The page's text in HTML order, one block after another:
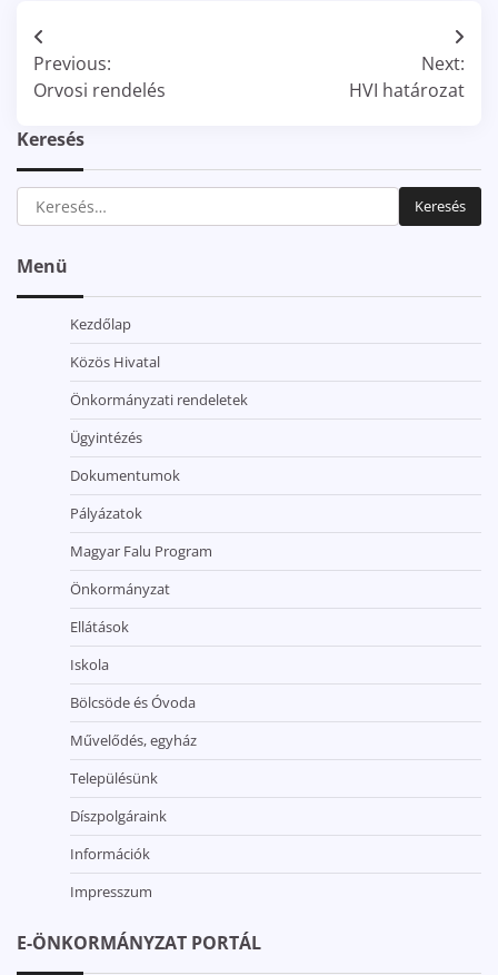
Bejegyzés
navigáció
Previous:
Orvosi rendelés
Next:
HVI határozat
Keresés
Keresés:
Menü
Kezdőlap
Közös Hivatal
Önkormányzati rendeletek
Ügyintézés
Dokumentumok
Pályázatok
Magyar Falu Program
Önkormányzat
Ellátások
Iskola
Bölcsöde és Óvoda
Művelődés, egyház
Településünk
Díszpolgáraink
Információk
Impresszum
E-ÖNKORMÁNYZAT PORTÁL